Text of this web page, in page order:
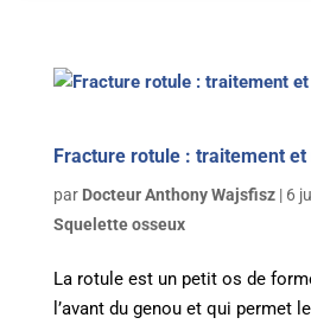
Fracture rotule : traitement
par Docteur Anthony Wajsfisz| 6
Squelette osseux
La rotule est un petit os de
l’avant du genou et qui permet